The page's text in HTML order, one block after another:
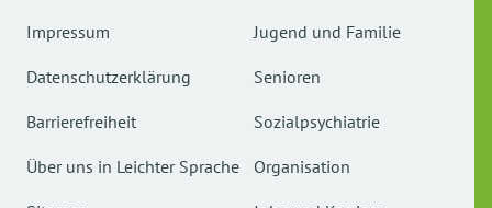
Impressum
Datenschutzerklärung
Barrierefreiheit
Über uns in Leichter Sprache
Jugend und Familie
Senioren
Sozialpsychiatrie
Organisation